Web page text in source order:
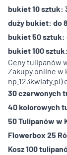
bukiet 10 sztuk:
duży bukiet: do
bukiet 50 sztuk:
bukiet 100
Ceny tulipanów
Zakupy online
np. 123kwiaty.pl)
30 czerwonych
40 kolorowych
50 Tulipanów w
Flowerbox 25
Kosz 100